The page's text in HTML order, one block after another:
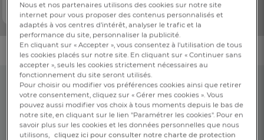
FR DE
AT
50% lin, 50% coton 155g/m2
Nous et nos partenaires utilisons des cookies sur notre site
internet pour vous proposer des contenus personnalisés et
adaptés à vos centres d’intérêt, analyser le trafic et la
performance du site, personnaliser la publicité.
En cliquant sur « Accepter », vous consentez à l'utilisation de tous
les cookies placés sur notre site. En cliquant sur « Continuer sans
accepter », seuls les cookies strictement nécessaires au
fonctionnement du site seront utilisés.
Pour choisir ou modifier vos préférences cookies ainsi que retirer
votre consentement, cliquez sur « Gérer mes cookies ». Vous
pouvez aussi modifier vos choix à tous moments depuis le bas de
notre site, en cliquant sur le lien "Paramétrer les cookies". Pour en
savoir plus sur les cookies et les données personnelles que nous
utilisons, cliquez ici pour consulter notre charte de protection